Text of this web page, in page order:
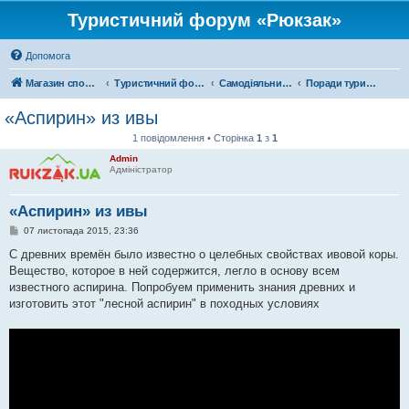
Туристичний форум «Рюкзак»
Допомога
Магазин спорядження Туристичний форум «Рюкзак» Самодіяльний туризм Поради туристам
«Аспирин» из ивы
1 повідомлення • Сторінка 1 з 1
Admin
Адміністратор
«Аспирин» из ивы
П
в
і
д
о
л
н
07 листопада 2015, 23:36
С древних времён было известно о целебных свойствах ивовой коры.
Вещество, которое в ней содержится, легло в основу всем
известного аспирина. Попробуем применить знания древних и
изготовить этот "лесной аспирин" в походных условиях